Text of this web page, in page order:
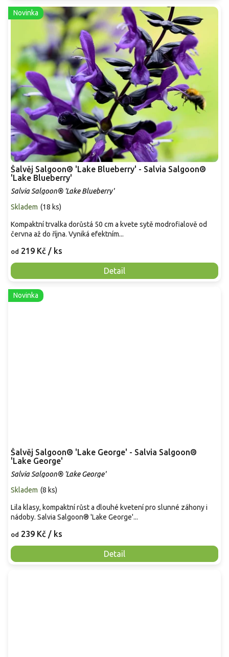
Novinka
Šalvěj Salgoon® 'Lake Blueberry' - Salvia Salgoon®
'Lake Blueberry'
Salvia Salgoon® 'Lake Blueberry'
Skladem (18 ks)
od 219 Kč / ks
Detail
Kompaktní trvalka dorůstá 50 cm a kvete sytě modrofialově od
června až do října. Vyniká efektním...
Novinka
Šalvěj Salgoon® 'Lake George' - Salvia Salgoon®
'Lake George'
Salvia Salgoon® 'Lake George'
Skladem (8 ks)
od 239 Kč / ks
Detail
Lila klasy, kompaktní růst a dlouhé kvetení pro slunné záhony i
nádoby. Salvia Salgoon® 'Lake George'...